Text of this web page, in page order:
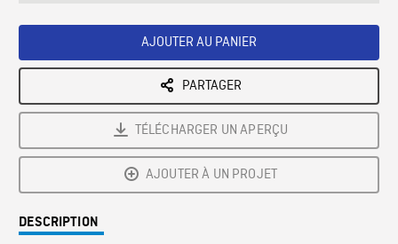
AJOUTER AU PANIER
PARTAGER
TÉLÉCHARGER UN APERÇU
AJOUTER À UN PROJET
DESCRIPTION